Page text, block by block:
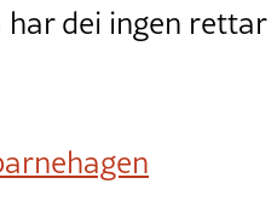
har dei ingen rettar